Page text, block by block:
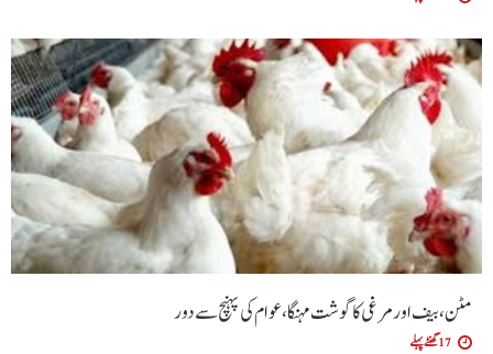
مٹن، بیف اور مرغی کا گوشت مہنگا، عوام کی پہنچ سے دور
17 گھنٹے پہلے